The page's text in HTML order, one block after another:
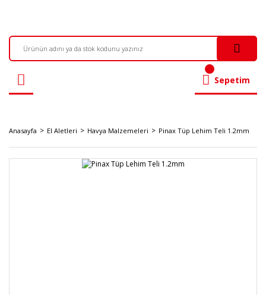
Sepetim
Anasayfa El Aletleri Havya Malzemeleri Pinax Tüp Lehim Teli 1.2mm